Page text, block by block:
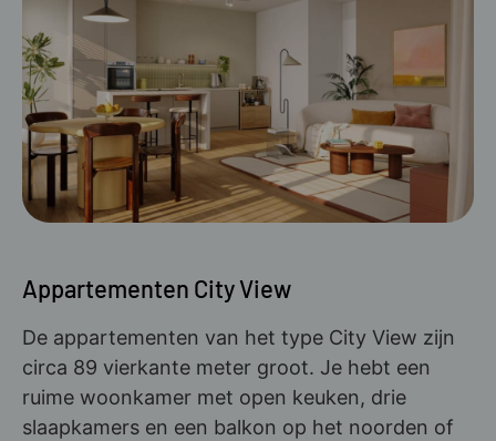
Appartementen City View
De appartementen van het type City View zijn
circa 89 vierkante meter groot. Je hebt een
ruime woonkamer met open keuken, drie
slaapkamers en een balkon op het noorden of